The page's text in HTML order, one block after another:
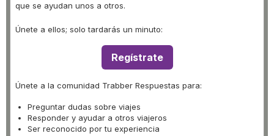
que se ayudan unos a otros.
Únete a ellos; solo tardarás un minuto:
Regístrate
Únete a la comunidad Trabber Respuestas para:
Preguntar dudas sobre viajes
Responder y ayudar a otros viajeros
Ser reconocido por tu experiencia